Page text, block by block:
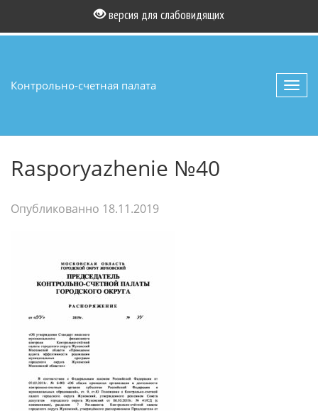
версия для слабовидящих
Контрольно-счетная палата
Rasporyazhenie №40
Опубликованно 18.11.2019